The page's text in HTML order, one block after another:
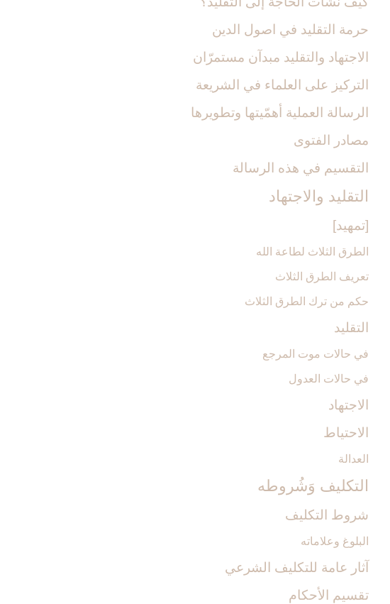
حرمة التقليد في اصول الدين
الاجتهاد والتقليد مبدآن مستمرّان
التركيز على العلماء في الشريعة
الرسالة العملية أهمّيتها وتطويرها
مصادر الفتوى
التقسيم في هذه الرسالة
التقليد والاجتهاد
[تمهيد]
الطرق الثلاث لطاعة الله
تعريف الطرق الثلاث
حكم من ترك الطرق الثلاث
التقليد
في حالات موت المرجع
في حالات العدول
الاجتهاد
الاحتياط
العدالة
التكليف وَشُروطه‏
شروط التكليف‏
البلوغ وعلاماته
آثار عامة للتكليف الشرعي‏
تقسيم الأحكام‏